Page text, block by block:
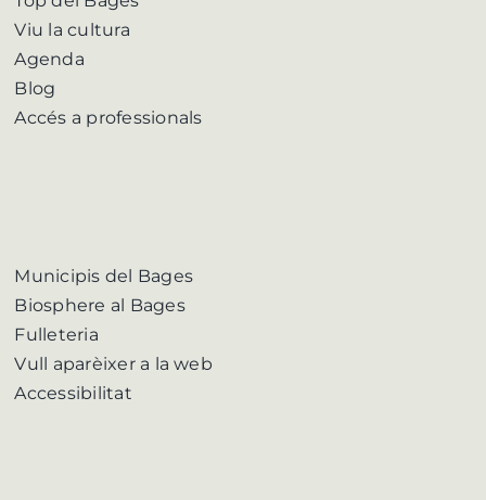
Viu la cultura
Agenda
Blog
Accés a professionals
Municipis del Bages
Biosphere al Bages
Fulleteria
Vull aparèixer a la web
Accessibilitat